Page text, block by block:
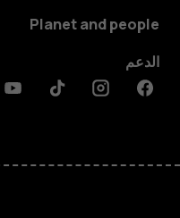
Planet and people
الدعم
Facebook
Instagram
Tiktok